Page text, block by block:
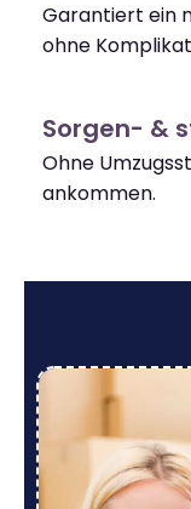
Garantiert ein
ohne
Sorgen- &
Ohne
ankommen.